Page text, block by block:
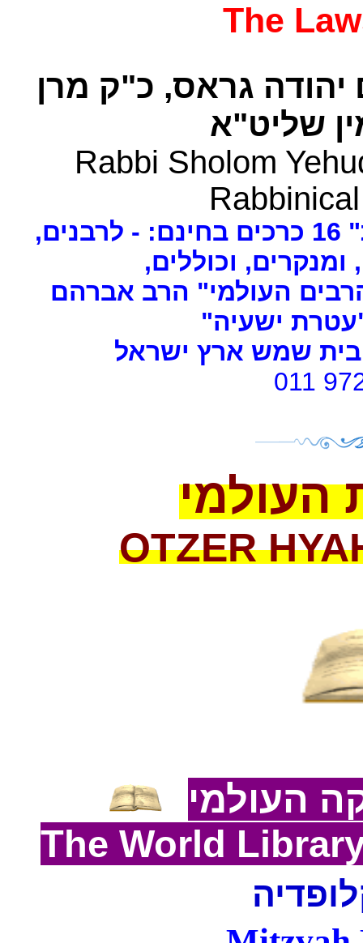
The
גראס, כ"ק מרן
שליט"א
Rabbi Sholom
ומנקרים, וכוללים,
העולמי" הרב אברהם
ישעיה"
שמש ארץ ישראל
011
העולמי
OTZER
העולמי
The World Lib